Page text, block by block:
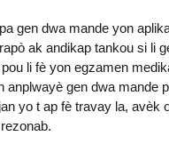
gen dwa mande yon
ak andikap tankou si li
li fè yon egzamen
anplwayè gen dwa mande
yo t ap fè travay la, avèk